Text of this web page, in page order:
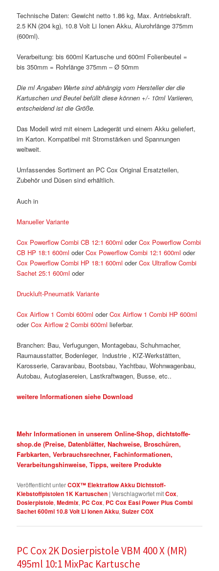
Technische Daten: Gewicht netto 1.86 kg, Max. Antriebskraft.
2.5 KN (204 kg), 10.8 Volt Li Ionen Akku, Alurohrlänge 375mm
(600ml).
Verarbeitung: bis 600ml Kartusche und 600ml Folienbeutel =
bis 350mm = Rohrlänge 375mm – Ø 50mm
Die ml Angaben Werte sind abhängig vom Hersteller der die
Kartuschen und Beutel befüllt diese können +/- 10ml Variieren,
entscheidend ist die Größe.
Das Modell wird mit einem Ladegerät und einem Akku geliefert,
im Karton. Kompatibel mit Stromstärken und Spannungen
weltweit.
Umfassendes Sortiment an PC Cox Original Ersatzteilen,
Zubehör und Düsen sind erhältlich.
Auch in
Manueller Variante
Cox Powerflow Combi CB 12:1 600ml oderCox Powerflow Combi
CB HP 18:1 600ml oderCox Powerflow Combi 12:1 600ml oder
Cox Powerflow Combi HP 18:1 600ml oderCox Ultraflow Combi
Sachet 25:1 600ml oder
Druckluft-Pneumatik Variante
Cox Airflow 1 Combi 600ml oderCox Airflow 1 Combi HP 600ml
oderCox Airflow 2 Combi 600ml lieferbar.
Branchen: Bau, Verfugungen, Montagebau, Schuhmacher,
Raumausstatter, Bodenleger, Industrie , KfZ-Werkstätten,
Karosserie, Caravanbau, Bootsbau, Yachtbau, Wohnwagenbau,
Autobau, Autoglasereien, Lastkraftwagen, Busse, etc..
weitere Informationen siehe Download
Mehr Informationen in unserem Online-Shop, dichtstoffe-
shop.de (Preise, Datenblätter, Nachweise, Broschüren,
Farbkarten, Verbrauchsrechner, Fachinformationen,
Verarbeitungshinweise, Tipps, weitere Produkte
Veröffentlicht unterCOX™ Elektraflow Akku Dichtstoff-
Klebstoffpistolen 1K Kartuschen |Verschlagwortet mitCox,
Dosierpistole,Medmix, PC Cox, PC Cox Easi Power Plus Combi
Sachet 600ml 10.8 Volt Li Ionen Akku,Sulzer COX
PC Cox 2K Dosierpistole VBM 400 X (MR)
495ml 10:1 MixPac Kartusche